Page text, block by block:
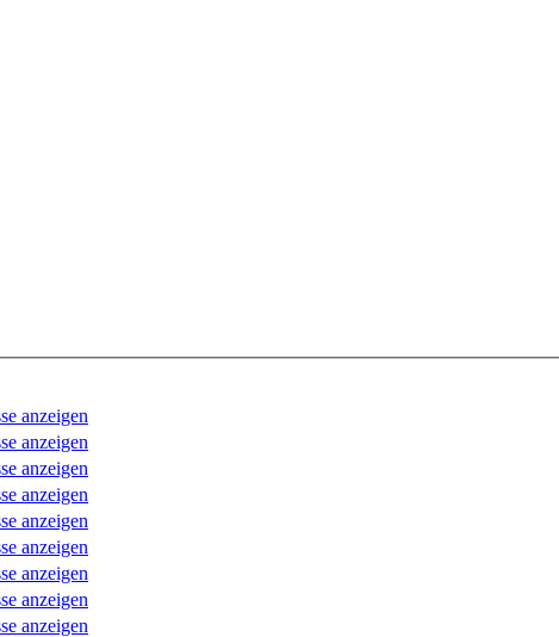
anzeigen
anzeigen
anzeigen
anzeigen
anzeigen
anzeigen
anzeigen
anzeigen
anzeigen